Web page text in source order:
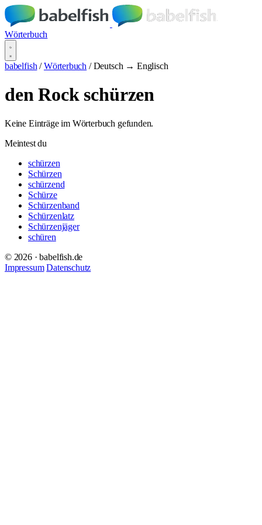
Wörterbuch
babelfish / Wörterbuch / Deutsch → Englisch
den Rock schürzen
Keine Einträge im Wörterbuch gefunden.
Meintest du
schürzen
Schürzen
schürzend
Schürze
Schürzenband
Schürzenlatz
Schürzenjäger
schüren
© 2026 · babelfish.de
Impressum Datenschutz